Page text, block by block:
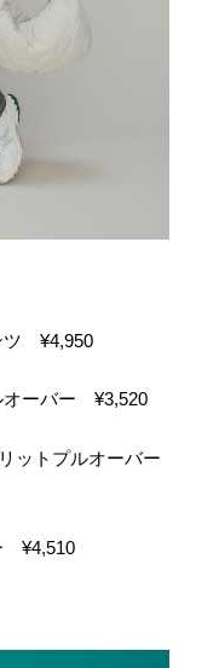
ツ ¥4,950
オーバー ¥3,520
ットプルオーバー
¥4,510